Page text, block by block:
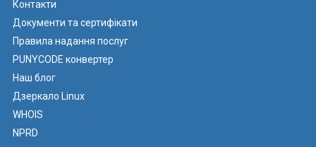
Контакти
Документи та сертифікати
Правила надання послуг
PUNYCODE конвертер
Наш блог
Дзеркало Linux
WHOIS
NPRD